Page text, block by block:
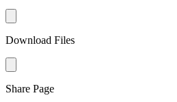
Download Files
Share Page